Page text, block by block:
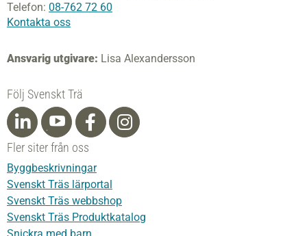
Telefon: 08-762 72 60
Kontakta oss
Ansvarig utgivare: Lisa Alexandersson
Följ Svenskt Trä
Fler siter från oss
Byggbeskrivningar
Svenskt Träs lärportal
Svenskt Träs webbshop
Svenskt Träs Produktkatalog